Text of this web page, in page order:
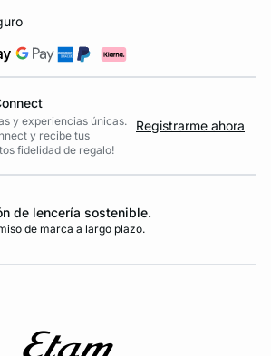
y experiencias únicas.
y recibe tus
fidelidad de regalo!
Registrarme ahora
de lencería sostenible.
de marca a largo plazo.